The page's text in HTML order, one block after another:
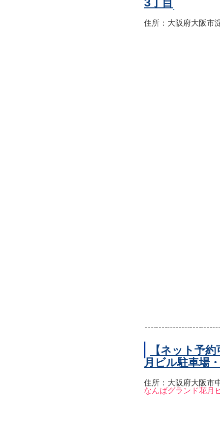
住所：大阪府大阪市
【ネット予
月ビル駐車場
住所：大阪府大阪市
なんばグランド花